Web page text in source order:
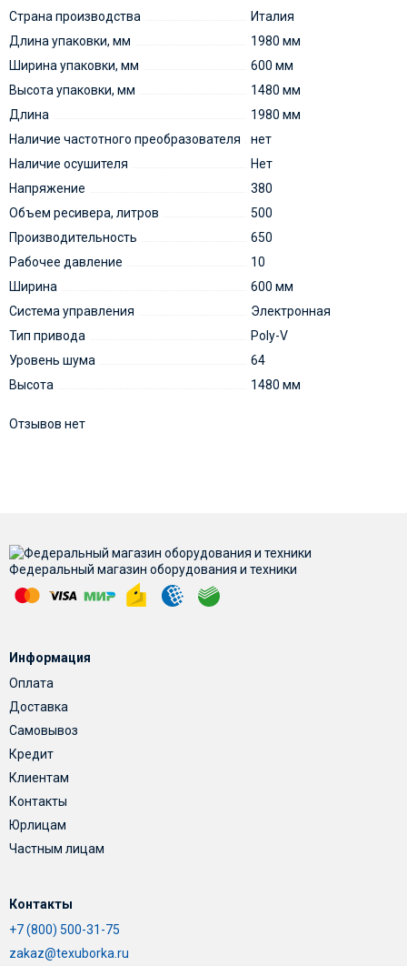
Страна производства
Италия
Длина упаковки, мм
1980 мм
Ширина упаковки, мм
600 мм
Высота упаковки, мм
1480 мм
Длина
1980 мм
Наличие частотного преобразователя
нет
Наличие осушителя
Нет
Напряжение
380
Объем ресивера, литров
500
Производительность
650
Рабочее давление
10
Ширина
600 мм
Система управления
Электронная
Тип привода
Poly-V
Уровень шума
64
Высота
1480 мм
Отзывов нет
Федеральный магазин оборудования и техники
Информация
Оплата
Доставка
Самовывоз
Кредит
Клиентам
Контакты
Юрлицам
Частным лицам
Контакты
+7 (800) 500-31-75
zakaz@texuborka.ru